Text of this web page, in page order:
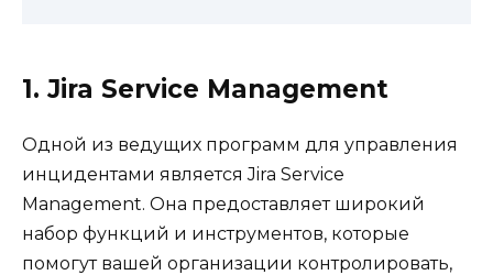
1. Jira Service Management
Одной из ведущих программ для управления
инцидентами является Jira Service
Management. Она предоставляет широкий
набор функций и инструментов, которые
помогут вашей организации контролировать,